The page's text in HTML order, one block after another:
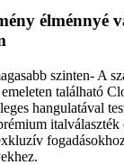
élménnyé
szinten- A
található
hangulatával